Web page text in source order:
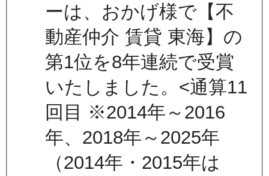
ーは、おかげ様で【不
動産仲介 賃貸 東海】の
第1位を8年連続で受賞
いたしました。<通算11
回目 ※2014年～2016
年、2018年～2025年
（2014年・2015年は